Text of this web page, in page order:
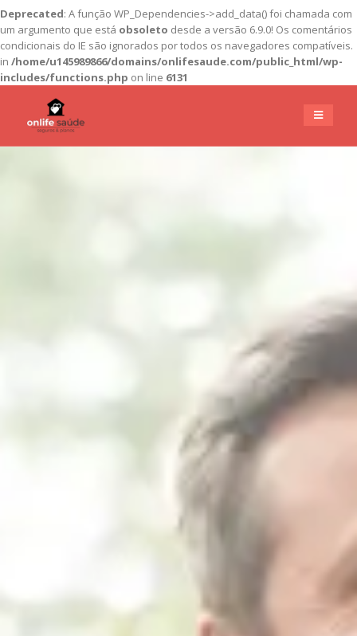
Deprecated: A função WP_Dependencies->add_data() foi chamada com
um argumento que está obsoleto desde a versão 6.9.0! Os comentários
condicionais do IE são ignorados por todos os navegadores compatíveis.
in /home/u145989866/domains/onlifesaude.com/public_html/wp-
includes/functions.php on line 6131